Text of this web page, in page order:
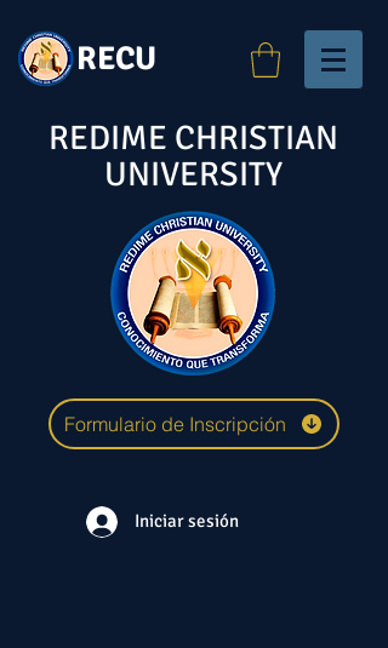
RECU
REDIME CHRISTIAN
UNIVERSITY
Formulario de Inscripción
Iniciar sesión